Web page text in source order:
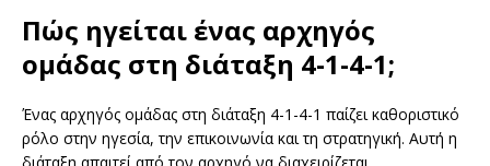
Πώς ηγείται ένας αρχηγός
ομάδας στη διάταξη 4-1-4-1;
Ένας αρχηγός ομάδας στη διάταξη 4-1-4-1 παίζει καθοριστικό
ρόλο στην ηγεσία, την επικοινωνία και τη στρατηγική. Αυτή η